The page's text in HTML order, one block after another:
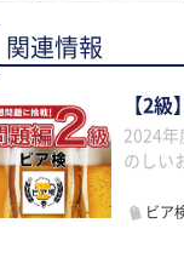
関連情報
【2
2024年
のしい
ビア